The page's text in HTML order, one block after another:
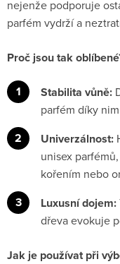
nejenže podporuje
parfém vydrží a
Proč jsou tak
Stabilita vůně:
parfém díky
Univerzálnost:
unisex
kořením nebo
Luxusní dojem:
dřeva evokuje
Jak je používat při